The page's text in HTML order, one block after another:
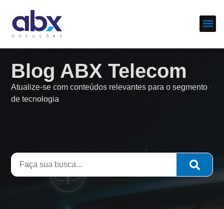
Blog ABX Telecom
Atualize-se com conteúdos relevantes para o segmento
de tecnologia